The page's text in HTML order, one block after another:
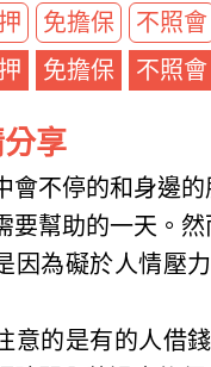
免擔保 不照會
免擔保 不照會
享
會不停的和身邊
要幫助的一天。
因為礙於人情壓
意的是有的人借